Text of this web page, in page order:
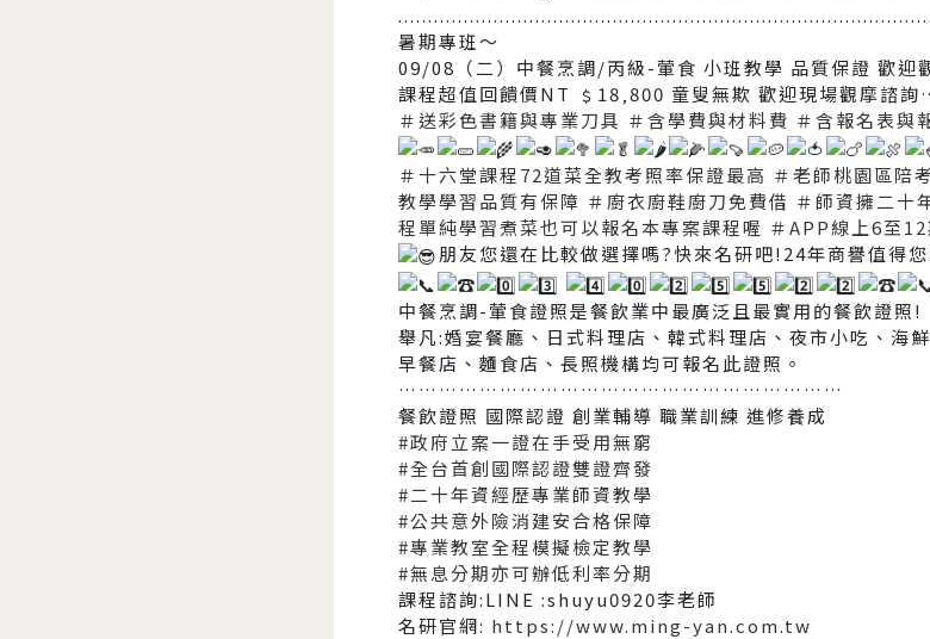
暑期專班～
09/08（二）中餐烹調/丙級-葷食 小班教學 品質保證 歡迎
課程超值回饋價NT ﹩18‚800 童叟無欺 歡迎現場觀摩諮
＃送彩色書籍與專業刀具 ＃含學費與材料費 ＃含報名表與
＃十六堂課程72道菜全教考照率保證最高 ＃老師桃園區陪
教學學習品質有保障 ＃廚衣廚鞋廚刀免費借 ＃師資擁二十
程單純學習煮菜也可以報名本專案課程喔 ＃APP線上6至
朋友您還在比較做選擇嗎?快來名研吧!24年商譽值得
中餐烹調-葷食證照是餐飲業中最廣泛且最實用的餐飲證照!
舉凡:婚宴餐廳、日式料理店、韓式料理店、夜市小吃、海
早餐店、麵食店、長照機構均可報名此證照。
…………………………………………………………
餐飲證照 國際認證 創業輔導 職業訓練 進修養成
#政府立案一證在手受用無窮
#全台首創國際認證雙證齊發
#二十年資經歷專業師資教學
#公共意外險消建安合格保障
#專業教室全程模擬檢定教學
#無息分期亦可辦低利率分期
課程諮詢:LINE :shuyu0920李老師
名研官網: https://www.ming-yan.com.tw